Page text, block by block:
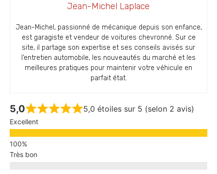
Jean-Michel Laplace
Jean-Michel, passionné de mécanique depuis son enfance,
est garagiste et vendeur de voitures chevronné. Sur ce
site, il partage son expertise et ses conseils avisés sur
l’entretien automobile, les nouveautés du marché et les
meilleures pratiques pour maintenir votre véhicule en
parfait état.
5,0 5,0 étoiles sur 5 (selon 2 avis)
Excellent
Très bon